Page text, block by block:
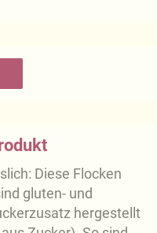
Diese Flocken
gluten- und
hergestellt